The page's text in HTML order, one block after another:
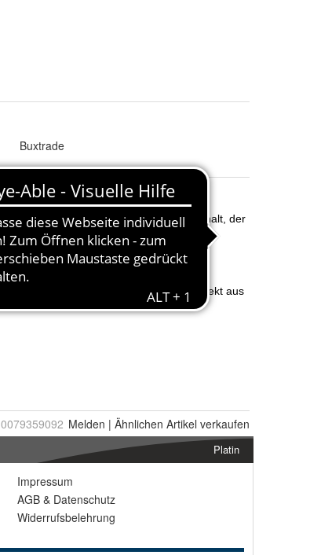
Buxtrade
0079359092 Melden | Ähnlichen Artikel verkaufen
Platin
Impressum
AGB & Datenschutz
Widerrufsbelehrung